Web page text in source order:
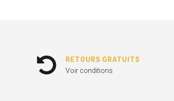
RETOURS GRATUITS
Voir conditions